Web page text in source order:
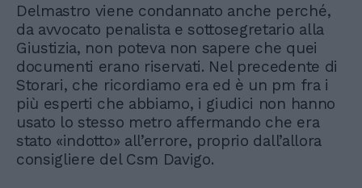
Delmastro viene condannato anche perché,
da avvocato penalista e sottosegretario alla
Giustizia, non poteva non sapere che quei
documenti erano riservati. Nel precedente di
Storari, che ricordiamo era ed è un pm fra i
più esperti che abbiamo, i giudici non hanno
usato lo stesso metro affermando che era
stato «indotto» all’errore, proprio dall’allora
consigliere del Csm Davigo.